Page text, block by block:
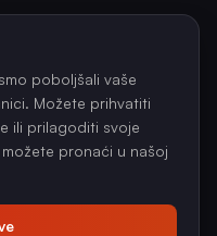
poboljšali vaše
Možete prihvatiti
ili prilagoditi svoje
pronaći u našoj